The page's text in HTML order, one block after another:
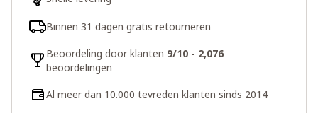
Binnen 31 dagen gratis retourneren
Beoordeling door klanten 9/10 - 2,076
beoordelingen
Al meer dan 10.000 tevreden klanten sinds 2014